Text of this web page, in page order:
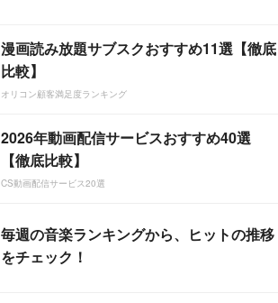
漫画読み放題サブスクおすすめ11選【徹底
比較】
オリコン顧客満足度ランキング
2026年動画配信サービスおすすめ40選
【徹底比較】
CS動画配信サービス20選
毎週の音楽ランキングから、ヒットの推移
をチェック！